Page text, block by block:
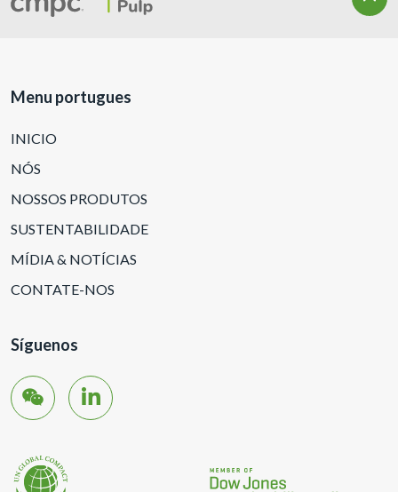
Menu portugues
INICIO
NÓS
NOSSOS PRODUTOS
SUSTENTABILIDADE
MÍDIA & NOTÍCIAS
CONTATE-NOS
Síguenos